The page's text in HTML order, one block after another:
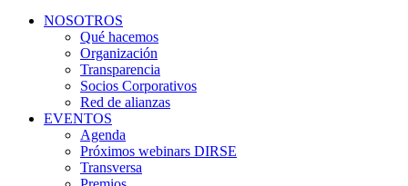
NOSOTROS
Qué hacemos
Organización
Transparencia
Socios Corporativos
Red de alianzas
EVENTOS
Agenda
Próximos webinars DIRSE
Transversa